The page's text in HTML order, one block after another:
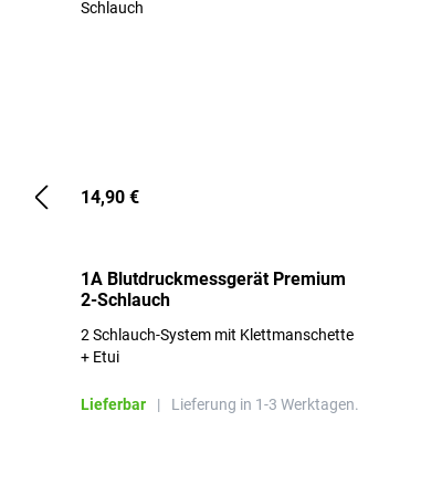
14,90 €
1A Blutdruckmessgerät Premium
2-Schlauch
2 Schlauch-System mit Klettmanschette
+ Etui
Lieferbar | Lieferung in 1-3 Werktagen.